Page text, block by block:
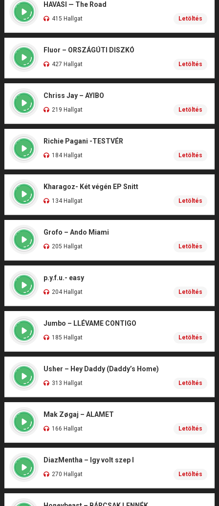
HAVASI — The Road
415 Hallgat Letöltés
Fluor – ORSZÁGÚTI DISZKÓ
427 Hallgat Letöltés
Chriss Jay – AYIBO
219 Hallgat Letöltés
Richie Pagani -TESTVÉR
184 Hallgat Letöltés
Kharagoz- Két végén EP Snitt
134 Hallgat Letöltés
Grofo – Ando Miami
205 Hallgat Letöltés
p.y.f.u.- easy
204 Hallgat Letöltés
Jumbo – LLÉVAME CONTIGO
185 Hallgat Letöltés
Usher – Hey Daddy (Daddy’s Home)
313 Hallgat Letöltés
Mak Zøgaj – ALAMET
166 Hallgat Letöltés
DiazMentha – Igy volt szep I
270 Hallgat Letöltés